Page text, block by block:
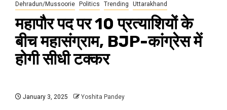
Dehradun/Mussoorie Politics Trending Uttarakhand
महापौर पद पर 10 प्रत्याशियों के
बीच महासंग्राम, BJP-कांग्रेस में
होगी सीधी टक्कर
January 3, 2025 Yoshita Pandey